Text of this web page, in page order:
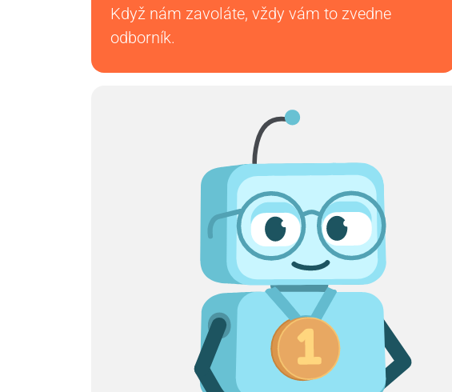
Když nám zavoláte, vždy vám to zvedne
odborník.